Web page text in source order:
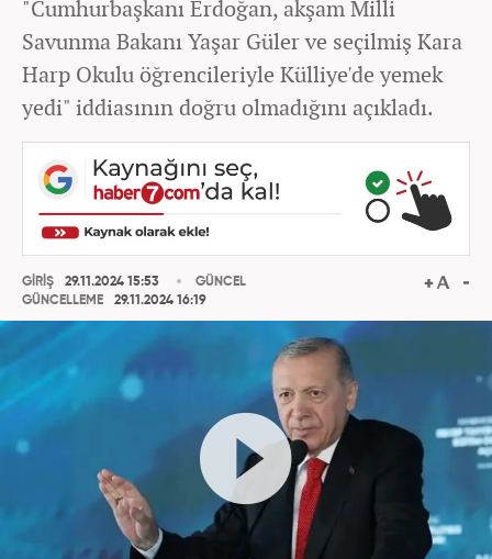
"Cumhurbaşkanı Erdoğan, akşam Milli
Savunma Bakanı Yaşar Güler ve seçilmiş Kara
Harp Okulu öğrencileriyle Külliye'de yemek
yedi" iddiasının doğru olmadığını açıkladı.
GİRİŞ
29.11.2024 15:53
GÜNCELLEME
29.11.2024 16:19
GÜNCEL